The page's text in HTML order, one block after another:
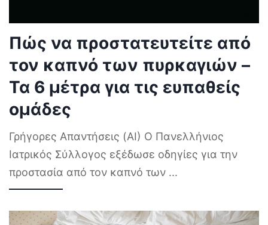
Πώς να προστατευτείτε από
τον καπνό των πυρκαγιών –
Τα 6 μέτρα για τις ευπαθείς
ομάδες
Γρήγορες Απαντήσεις (AI) Ο Πανελλήνιος
Ιατρικός Σύλλογος εξέδωσε οδηγίες για την
προστασία από τον καπνό των ...